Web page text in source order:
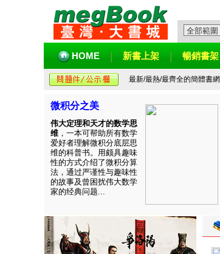
HOME 新書上架 暢銷書架
最新/最熱/最齊全的簡體書網
微积分之美
伟大定理和天才的数学思
维 ，一本可帮助所有数学
爱好者理解微积分底层思
维的科普书。用颇具趣味
性的方式介绍了微积分算
法，通过严谨性与趣味性
的故事及曾困扰伟大数学
家的经典问题...